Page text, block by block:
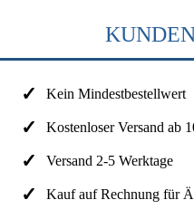
Kein Mindestbestellwert
Kostenloser Versand ab
Versand 2-5 Werktage
Kauf auf Rechnung für